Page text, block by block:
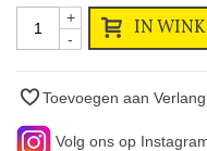
-
+ IN
Toevoegen aan
Volg ons op